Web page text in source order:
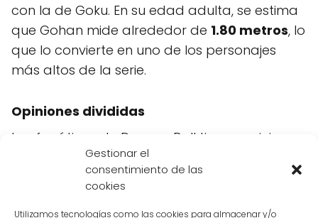
Gestionar el
consentimiento de las
cookies
Utilizamos tecnologías como las cookies para almacenar y/o
con la de Goku. En su edad adulta, se estima
que Gohan mide alrededor de 1.80 metros, lo
que lo convierte en uno de los personajes
más altos de la serie.
Opiniones divididas
Los fanáticos de Dragon Ball tienen opiniones
encontradas cuando se trata de decidir
quién es más alto entre Goku y Gohan.